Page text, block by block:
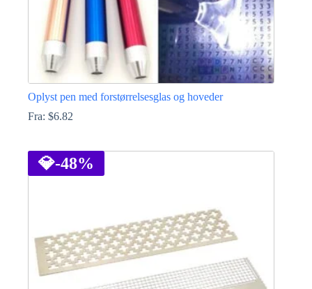
Oplyst pen med forstørrelsesglas og hoveder
Fra: $6.82
vare
har
flere
på
varesiden
💎-48%